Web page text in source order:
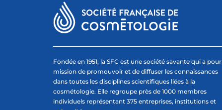
Fondée en 1951, la SFC est une société savante qui a pour
mission de promouvoir et de diffuser les connaissances
dans toutes les disciplines scientifiques liées à la
cosmétologie. Elle regroupe près de 1000 membres
individuels représentant 375 entreprises, institutions et